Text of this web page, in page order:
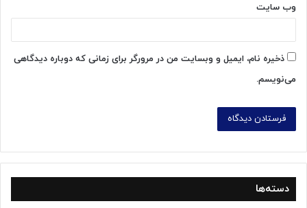
وب‌ سایت
ذخیره نام، ایمیل و وبسایت من در مرورگر برای زمانی که دوباره دیدگاهی
می‌نویسم.
دسته‌ها